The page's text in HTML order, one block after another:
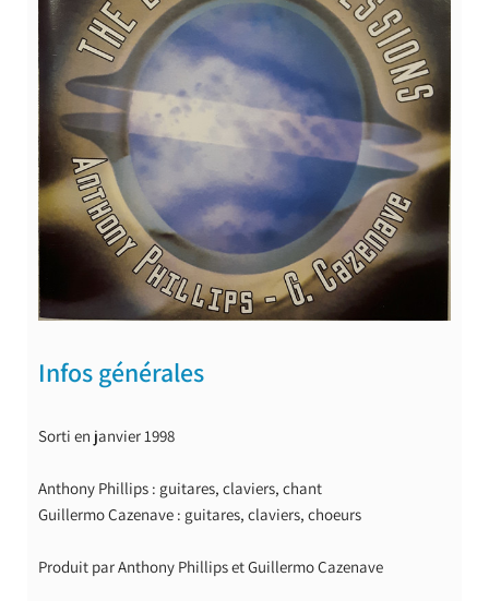
Infos générales
Sorti en janvier 1998
Anthony Phillips : guitares, claviers, chant
Guillermo Cazenave : guitares, claviers, choeurs
Produit par Anthony Phillips et Guillermo Cazenave